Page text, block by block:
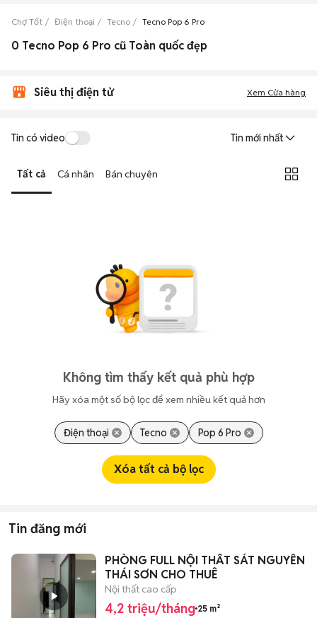
Chợ Tốt Điện thoại Tecno Tecno Pop 6 Pro
0 Tecno Pop 6 Pro cũ Toàn quốc đẹp
Siêu thị điện tử Xem Cửa hàng
Tin có video Tin mới nhất
Tất cả Cá nhân Bán chuyên
Không tìm thấy kết quả phù hợp
Hãy xóa một số bộ lọc để xem nhiều kết quả hơn
Điện thoại Tecno Pop 6 Pro
Xóa tất cả bộ lọc
Tin đăng mới
PHÒNG FULL NỘI THẤT SÁT NGUYỄN
THÁI SƠN CHO THUÊ
Nội thất cao cấp
4,2 triệu/tháng 25 m²